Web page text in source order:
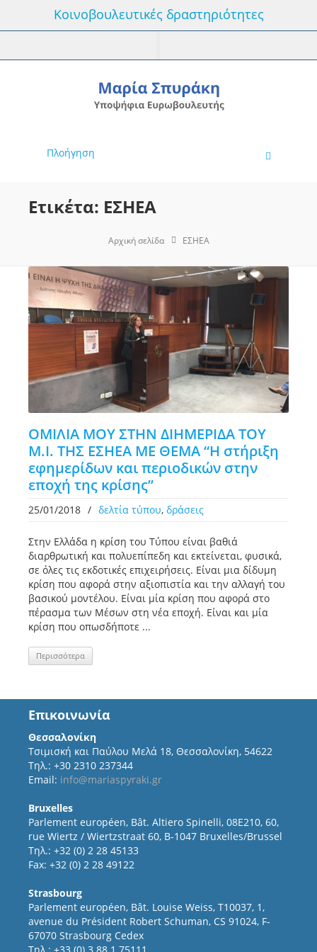
Κοινοβουλευτικές δραστηριότητες
Πλοήγηση
Ετικέτα: ΕΣΗΕΑ
Αρχική σελίδα ΕΣΗΕΑ
ΟΜΙΛΙΑ ΜΟΥ ΣΤΗΝ ΔΙΗΜΕΡΙΔΑ ΤΟΥ
Μ.Ι. ΤΗΣ ΕΣΗΕΑ ΜΕ ΘΕΜΑ “Η στήριξη
εφημερίδων και περιοδικών στην
εποχή της κρίσης”
25/01/2018 / δελτία τύπου, δράσεις
Στην Ελλάδα η κρίση του Τύπου είναι βαθιά
διαρθρωτική και πολυεπίπεδη και εκτείνεται, φυσικά,
σε όλες τις εκδοτικές επιχειρήσεις. Είναι μια δίδυμη
κρίση που αφορά στην αξιοπιστία και την αλλαγή του
βασικού μοντέλου. Είναι μία κρίση που αφορά στο
πέρασμα των Μέσων στη νέα εποχή. Είναι και μία
κρίση που οπωσδήποτε ...
Περισσότερα
Επικοινωνία
Θεσσαλονίκη
Τσιμισκή και Παύλου Μελά 18, Θεσσαλονίκη, 54622
Τηλ.: +30 2310 237344
Email: info@mariaspyraki.gr
Bruxelles
Parlement européen, Bât. Altiero Spinelli, 08E210, 60,
rue Wiertz / Wiertzstraat 60, B-1047 Bruxelles/Brussel
Τηλ.: +32 (0) 2 28 45133
Fax: +32 (0) 2 28 49122
Strasbourg
Parlement européen, Bât. Louise Weiss, T10037, 1,
avenue du Président Robert Schuman, CS 91024, F-
67070 Strasbourg Cedex